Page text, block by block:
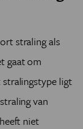
straling als
gaat om
ligt
van
niet